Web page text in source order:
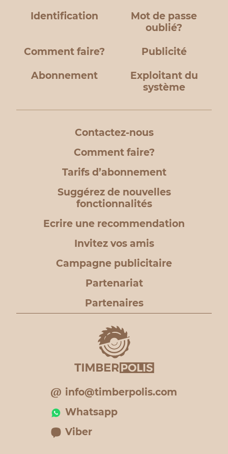
Identification
Mot de passe
oublié?
Comment faire? Publicité
Abonnement
Exploitant du
système
Contactez-nous
Comment faire?
Tarifs d’abonnement
Suggérez de nouvelles
fonctionnalités
Ecrire une recommendation
Invitez vos amis
Campagne publicitaire
Partenariat
Partenaires
info@timberpolis.com
Whatsapp
Viber